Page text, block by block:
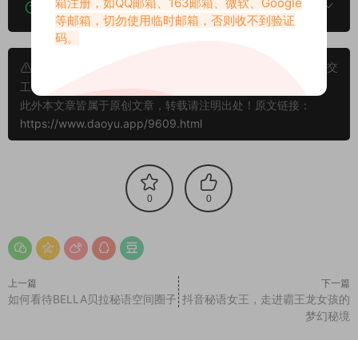
下载的资源如何解压？
申明：本文资源均来源网友分享，若侵犯了您的权限可以提交
工单处理。
此外本文章皆属于原创文章，转载请注明出处！原文链接：
https://www.daoyu.app/9609.html
0 0
上一篇
如何看待BELLA贝拉秘语空间圈子
下一篇
抖音秘语女王，走进霸王龙女孩的
梦幻秘境
等邮箱，切勿使用临时邮箱，否则收不到验证
码。